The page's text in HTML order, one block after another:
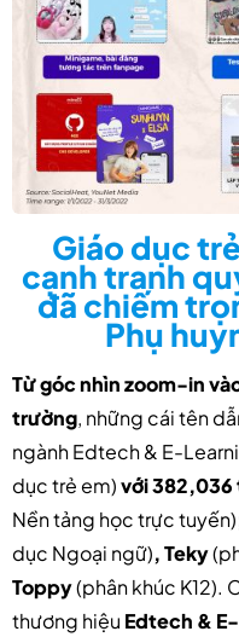
Giáo dục
cạnh tranh
đã chiếm
Phụ
Từ góc nhìn zoom-in
trường, những cái tên
ngành Edtech & E-
dục trẻ em)với 382,036
Nền tảng học trực tuyến)
dục Ngoại ngữ), Teky
Toppy(phân khúc K12).
thương hiệu Edtech &